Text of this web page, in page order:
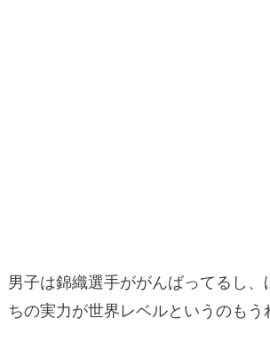
男子は錦織選手ががんばってるし、
ちの実力が世界レベルというのもう